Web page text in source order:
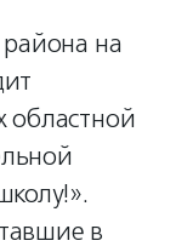
на
областной
в